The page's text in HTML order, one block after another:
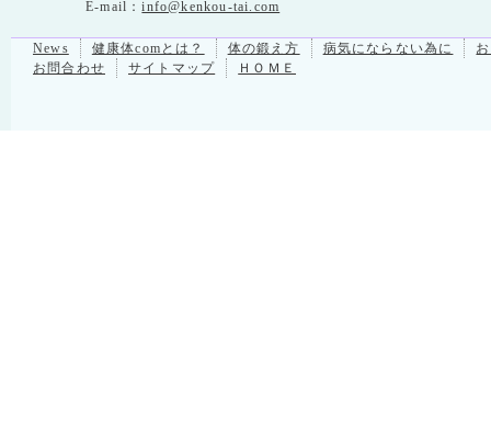
E-mail：info@kenkou-tai.com
News 健康体comとは？ 体の鍛え方 病気にならない為に
お問合わせ
サイトマップ ＨＯＭＥ